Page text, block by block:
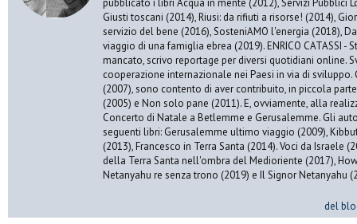
pubblicato i libri Acqua in mente (2012), Servizi Pubblici
Giusti toscani (2014), Riusi: da rifiuti a risorse! (2014),
servizio del bene (2016), SosteniAMO l'energia (2018),
viaggio di una famiglia ebrea (2019). ENRICO CATASSI -
mancato, scrivo reportage per diversi quotidiani online.
cooperazione internazionale nei Paesi in via di
(2007), sono contento di aver contribuito, in piccola
(2005) e Non solo pane (2011). E, ovviamente, alla
Concerto di Natale a Betlemme e Gerusalemme. Gli
seguenti libri: Gerusalemme ultimo viaggio (2009),
(2013), Francesco in Terra Santa (2014). Voci da Israele
della Terra Santa nell'ombra del Medioriente (2017),
Netanyahu re senza trono (2019) e Il Signor Netanyahu
del